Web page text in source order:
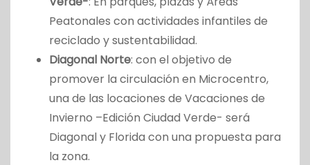
Peatonales con actividades infantiles de
reciclado y sustentabilidad.
Diagonal Norte: con el objetivo de
promover la circulación en Microcentro,
una de las locaciones de Vacaciones de
Invierno –Edición Ciudad Verde- será
Diagonal y Florida con una propuesta para
la zona.